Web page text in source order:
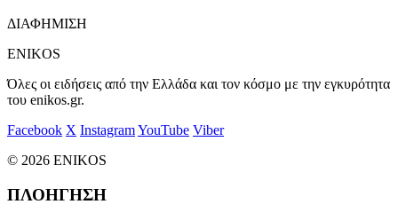
ΔΙΑΦΗΜΙΣΗ
ENIKOS
Όλες οι ειδήσεις από την Ελλάδα και τον κόσμο με την εγκυρότητα
του enikos.gr.
Facebook X InstagramYouTube Viber
© 2026 ENIKOS
ΠΛΟΗΓΗΣΗ